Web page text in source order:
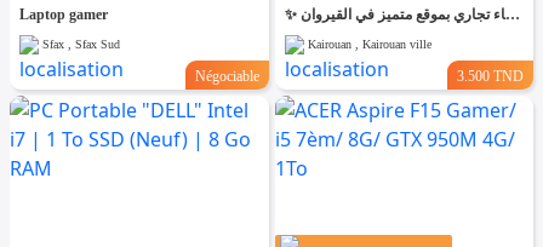
Laptop gamer
Sfax , Sfax Sud
Négociable
✨ للّكراء فضاء تجاري بموقع متميز في القيروان ✨
Kairouan , Kairouan ville
3.500 TND